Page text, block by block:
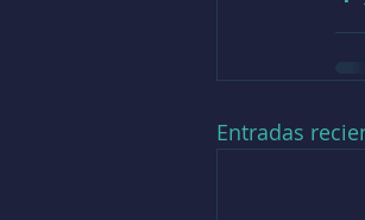
Entradas